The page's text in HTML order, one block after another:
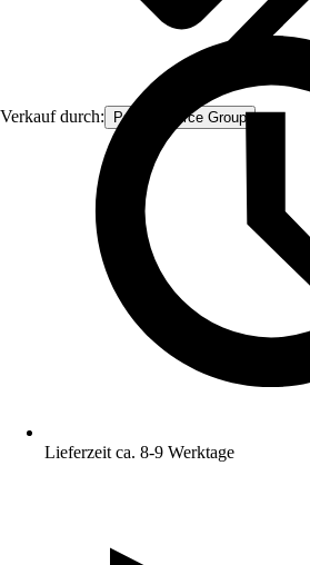
Verkauf durch: Procommerce Group
Lieferzeit ca. 8-9 Werktage